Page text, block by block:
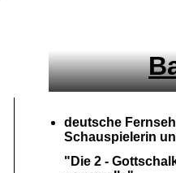
deutsche
Schauspielerin
"Die 2 -